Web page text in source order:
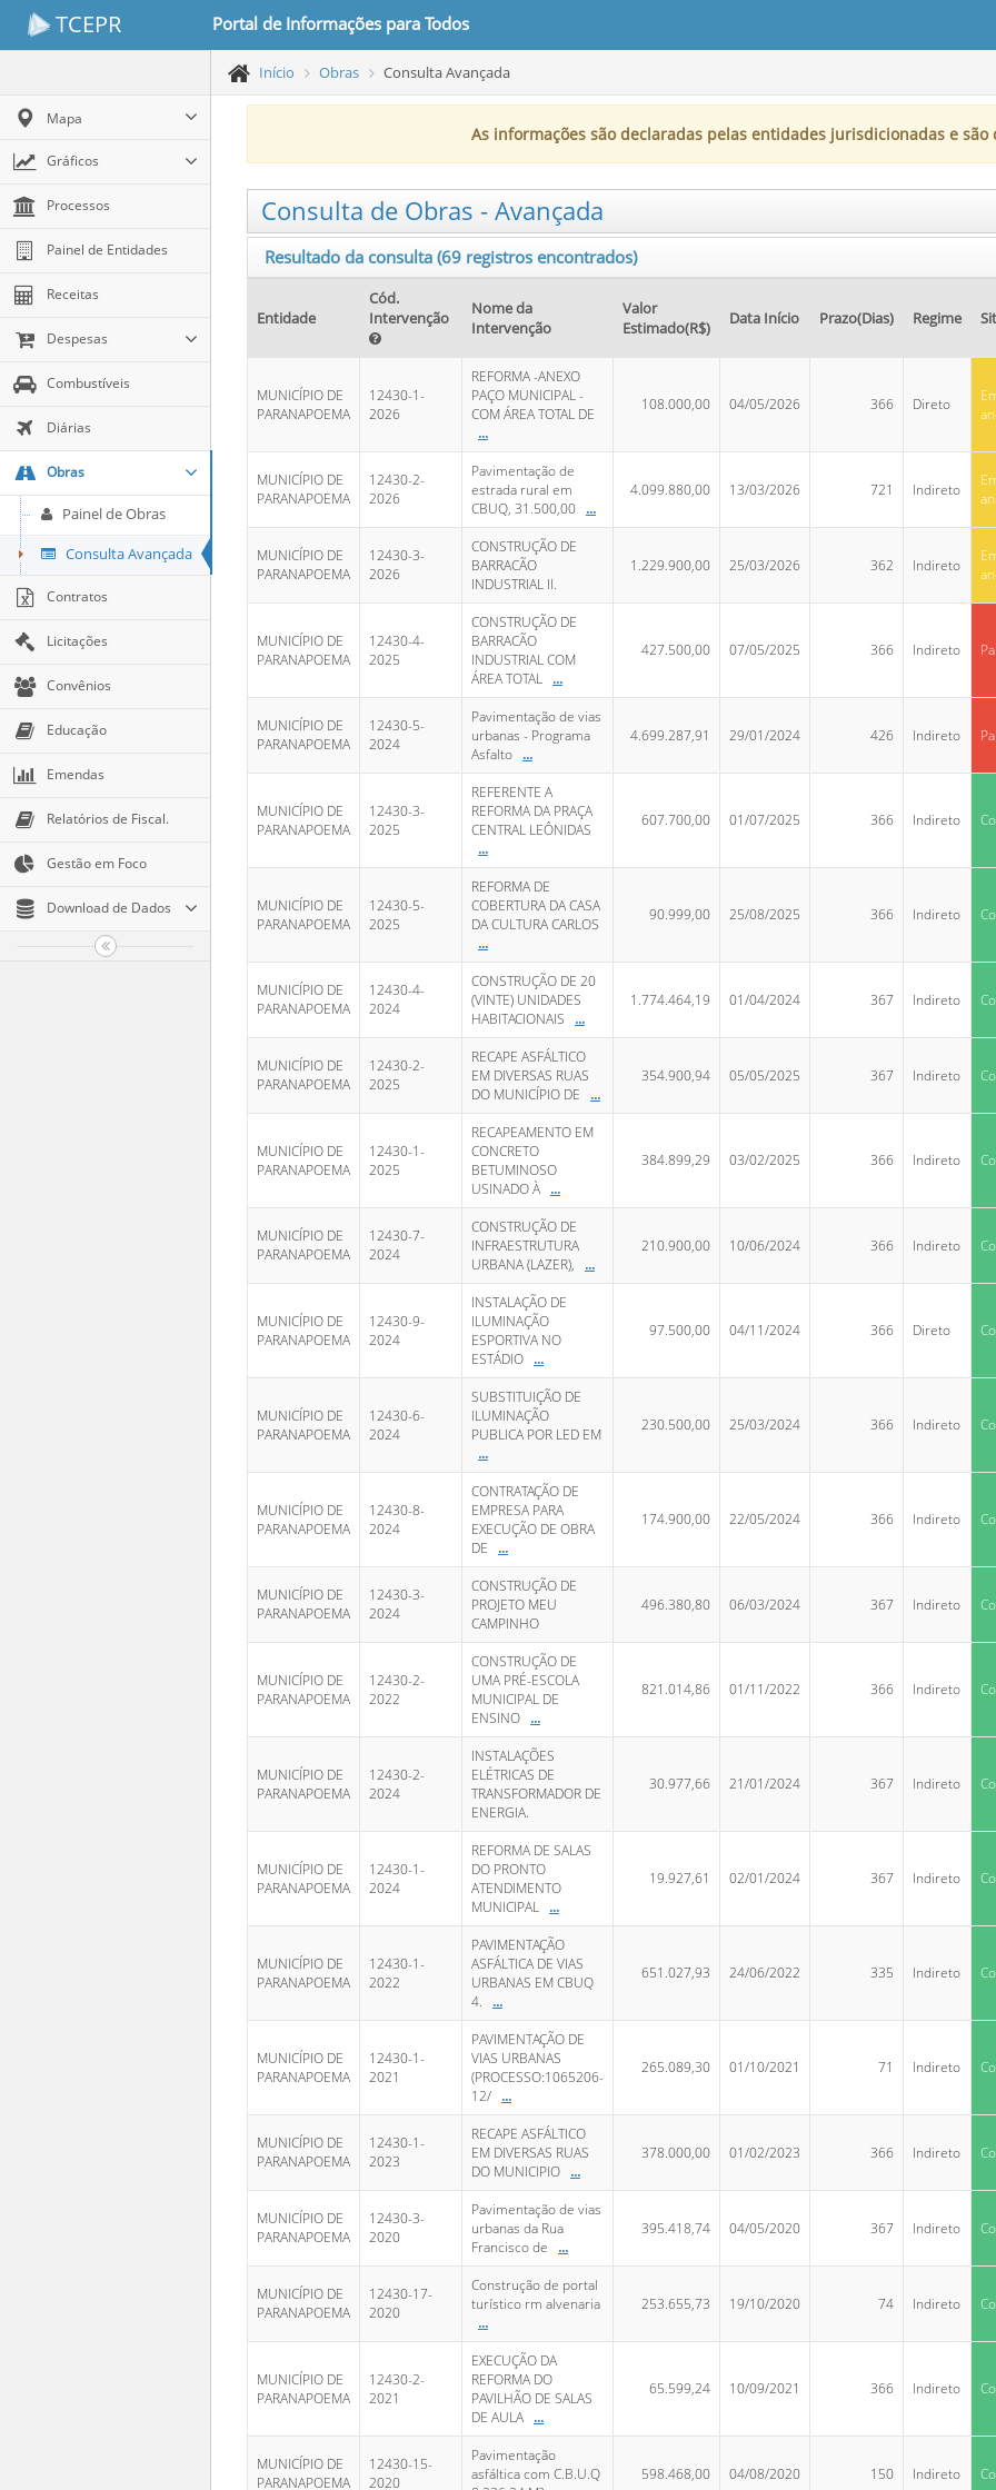
TCEPR Portal de Informações para Todos
Mapa
Gráficos
Processos
Painel de Entidades
Receitas
Despesas
Combustíveis
Diárias
Obras
Painel de Obras
Consulta Avançada
Contratos
Licitações
Convênios
Educação
Emendas
Relatórios de Fiscal.
Gestão em Foco
Download de Dados
Início Obras Consulta Avançada
As informações são declaradas pelas entidades jurisdicionadas e
Consulta de Obras - Avançada
Resultado da consulta (69 registros encontrados)
Entidade
Cód.
Intervenção
Nome da
Intervenção
Valor
Estimado(R$)
Data Início Prazo(Dias) Regime
MUNICÍPIO DE
PARANAPOEMA
12430-1-
2026
REFORMA -ANEXO
PAÇO MUNICIPAL -
COM ÁREA TOTAL DE
...
108.000,00 04/05/2026 366 Direto
MUNICÍPIO DE
PARANAPOEMA
12430-2-
2026
Pavimentação de
estrada rural em
CBUQ, 31.500,00 ...
4.099.880,00 13/03/2026 721 Indireto
MUNICÍPIO DE
PARANAPOEMA
12430-3-
2026
CONSTRUÇÃO DE
BARRACÃO
INDUSTRIAL II.
1.229.900,00 25/03/2026 362 Indireto
MUNICÍPIO DE
PARANAPOEMA
12430-4-
2025
CONSTRUÇÃO DE
BARRACÃO
INDUSTRIAL COM
ÁREA TOTAL ...
427.500,00 07/05/2025 366 Indireto
MUNICÍPIO DE
PARANAPOEMA
12430-5-
2024
Pavimentação de vias
urbanas - Programa
Asfalto ...
4.699.287,91 29/01/2024 426 Indireto
MUNICÍPIO DE
PARANAPOEMA
12430-3-
2025
REFERENTE A
REFORMA DA PRAÇA
CENTRAL LEÔNIDAS
...
607.700,00 01/07/2025 366 Indireto
MUNICÍPIO DE
PARANAPOEMA
12430-5-
2025
REFORMA DE
COBERTURA DA CASA
DA CULTURA CARLOS
...
90.999,00 25/08/2025 366 Indireto
MUNICÍPIO DE
PARANAPOEMA
12430-4-
2024
CONSTRUÇÃO DE 20
(VINTE) UNIDADES
HABITACIONAIS
...
1.774.464,19 01/04/2024 367 Indireto
MUNICÍPIO DE
PARANAPOEMA
12430-2-
2025
RECAPE ASFÁLTICO
EM DIVERSAS RUAS
DO MUNICÍPIO DE
...
354.900,94 05/05/2025 367 Indireto
MUNICÍPIO DE
PARANAPOEMA
12430-1-
2025
RECAPEAMENTO EM
CONCRETO
BETUMINOSO
USINADO À ...
384.899,29 03/02/2025 366 Indireto
MUNICÍPIO DE
PARANAPOEMA
12430-7-
2024
CONSTRUÇÃO DE
INFRAESTRUTURA
URBANA (LAZER),
...
210.900,00 10/06/2024 366 Indireto
MUNICÍPIO DE
PARANAPOEMA
12430-9-
2024
INSTALAÇÃO DE
ILUMINAÇÃO
ESPORTIVA NO
ESTÁDIO ...
97.500,00 04/11/2024 366 Direto
MUNICÍPIO DE
PARANAPOEMA
12430-6-
2024
SUBSTITUIÇÃO DE
ILUMINAÇÃO
PUBLICA POR LED EM
...
230.500,00 25/03/2024 366 Indireto
MUNICÍPIO DE
PARANAPOEMA
12430-8-
2024
CONTRATAÇÃO DE
EMPRESA PARA
EXECUÇÃO DE OBRA
DE
...
174.900,00 22/05/2024 366 Indireto
MUNICÍPIO DE
PARANAPOEMA
12430-3-
2024
CONSTRUÇÃO DE
PROJETO MEU
CAMPINHO
496.380,80 06/03/2024 367 Indireto
MUNICÍPIO DE
PARANAPOEMA
12430-2-
2022
CONSTRUÇÃO DE
UMA PRÉ-ESCOLA
MUNICIPAL DE
ENSINO ...
821.014,86 01/11/2022 366 Indireto
MUNICÍPIO DE
PARANAPOEMA
12430-2-
2024
INSTALAÇÕES
ELÉTRICAS DE
TRANSFORMADOR DE
ENERGIA.
30.977,66 21/01/2024 367 Indireto
MUNICÍPIO DE
PARANAPOEMA
12430-1-
2024
REFORMA DE SALAS
DO PRONTO
ATENDIMENTO
MUNICIPAL ...
19.927,61 02/01/2024 367 Indireto
MUNICÍPIO DE
PARANAPOEMA
12430-1-
2022
PAVIMENTAÇÃO
ASFÁLTICA DE VIAS
URBANAS EM CBUQ
4.
...
651.027,93 24/06/2022 335 Indireto
MUNICÍPIO DE
PARANAPOEMA
12430-1-
2021
PAVIMENTAÇÃO DE
VIAS URBANAS
(PROCESSO:1065206-
12/ ...
265.089,30 01/10/2021 71 Indireto
MUNICÍPIO DE
PARANAPOEMA
12430-1-
2023
RECAPE ASFÁLTICO
EM DIVERSAS RUAS
DO MUNICIPIO ...
378.000,00 01/02/2023 366 Indireto
MUNICÍPIO DE
PARANAPOEMA
12430-3-
2020
Pavimentação de vias
urbanas da Rua
Francisco de
...
395.418,74 04/05/2020 367 Indireto
MUNICÍPIO DE
PARANAPOEMA
12430-17-
2020
Construção de portal
turístico rm alvenaria
...
253.655,73 19/10/2020 74 Indireto
MUNICÍPIO DE
PARANAPOEMA
12430-2-
2021
EXECUÇÃO DA
REFORMA DO
PAVILHÃO DE SALAS
DE AULA ...
65.599,24 10/09/2021 366 Indireto
MUNICÍPIO DE
PARANAPOEMA
12430-15-
2020
Pavimentação
asfáltica com C.B.U.Q
598.468,00 04/08/2020 150 Indireto